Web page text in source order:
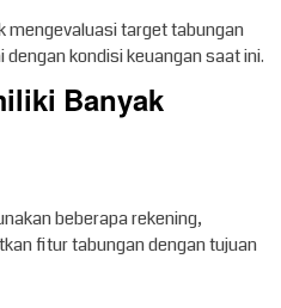
mengevaluasi target tabungan
kondisi keuangan saat ini.
Banyak
beberapa rekening,
fitur tabungan dengan tujuan